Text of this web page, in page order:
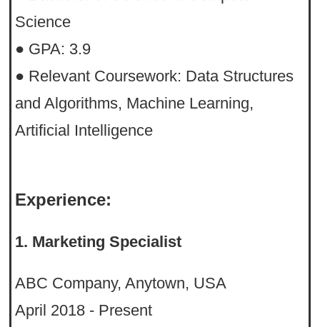
Science
● GPA: 3.9
● Relevant Coursework: Data Structures
and Algorithms, Machine Learning,
Artificial Intelligence
Experience:
1. Marketing Specialist
ABC Company, Anytown, USA
April 2018 - Present